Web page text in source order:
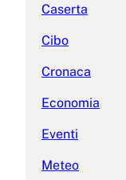
Caserta
Cibo
Cronaca
Economia
Eventi
Meteo